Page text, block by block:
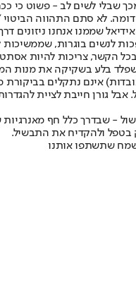
שבלי לשים לב - פשוט כי
לא סתם התהווה הביטוי
שממנו אנחנו
לנשים בוגרות,
הקשר, צריכות להיות
בלע בשקיקה את מנות
אינם נתקלים
אבל גורן חייבת לציית
- שבדרך כלל חף
בטפל ולהקדיח את התבשיל.
שתשתפו אותנו